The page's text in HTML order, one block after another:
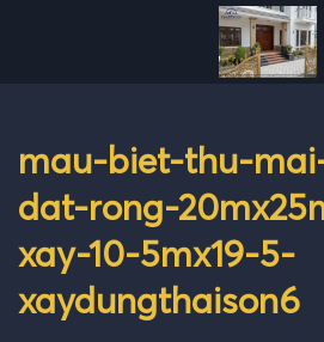
mau-biet-thu-
dat-rong-
xay-10-5mx19-5-
xaydungthaison6